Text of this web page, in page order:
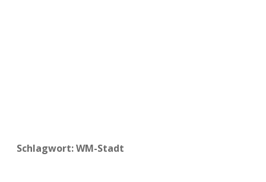
Schlagwort:WM-Stadt